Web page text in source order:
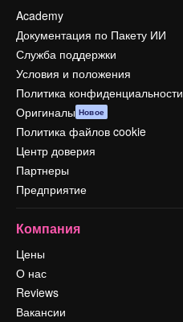
Academy
Документация по Пакету ИИ
Служба поддержки
Условия и положения
Политика конфиденциальности
Оригиналы Новое
Политика файлов cookie
Центр доверия
Партнеры
Предприятие
Компания
Цены
О нас
Reviews
Вакансии